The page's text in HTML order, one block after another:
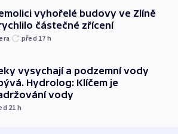
vyhořelé budovy ve Zlíně
částečné zřícení
před 17 h
vysychají a podzemní vody
Hydrolog: Klíčem je
vody
21 h